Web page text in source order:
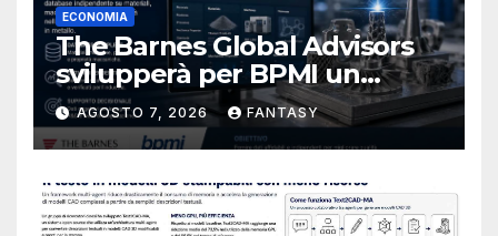
ECONOMIA
The Barnes Global Advisors
svilupperà per BPMI un
database per la stampa 3D
metallica destinata alla filiera
navale statunitense
AGOSTO 7, 2026 FANTASY